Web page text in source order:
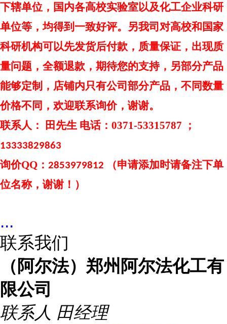
下辖单位，国内各高校实验室以及化工企业科研
单位等，均得到一致好评。另我司对高校和国家
科研机构可以先发货后付款，质量保证，出现质
量问题，全额退款，期待您的支持，另部分产品
能够定制，店铺内只有公司部分产品，不同数量
价格不同，欢迎联系询价，谢谢。
联系人：
田先生 电话：0371-53315787 ；
13333829863
询价QQ： 2853979812
（申请添加时请备注下单
位名称，谢谢！）
...
联系我们
（阿尔法）郑州阿尔法化工有
限公司
联系人 田经理